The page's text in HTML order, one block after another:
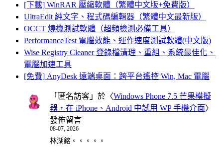
[下載] WinRAR 壓縮軟體（繁體中文版+免費版）
UltraEdit 純文字、程式碼編輯器（繁體中文最新版）
OCCT 燒機測試軟體（超頻檢測必備工具）
PerformanceTest 電腦效能、運作速度測試軟體(中文版)
Wise Registry Cleaner 登錄檔清理、重組、系統最佳化、
電腦加速工具
[免費] AnyDesk 遠端桌面：跨平台遙控 Win, Mac 電腦
「 匿名訪客 」於〈Windows Phone 7.5 芒果模擬
器，在 iPhone、Android 中試用 WP 手機介面〉
發佈留言
08-07, 2026
林湖銘。。。。。